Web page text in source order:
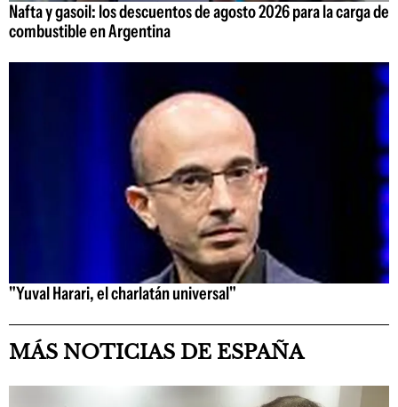
Nafta y gasoil: los descuentos de agosto 2026 para la carga de
combustible en Argentina
"Yuval Harari, el charlatán universal"
MÁS NOTICIAS DE ESPAÑA